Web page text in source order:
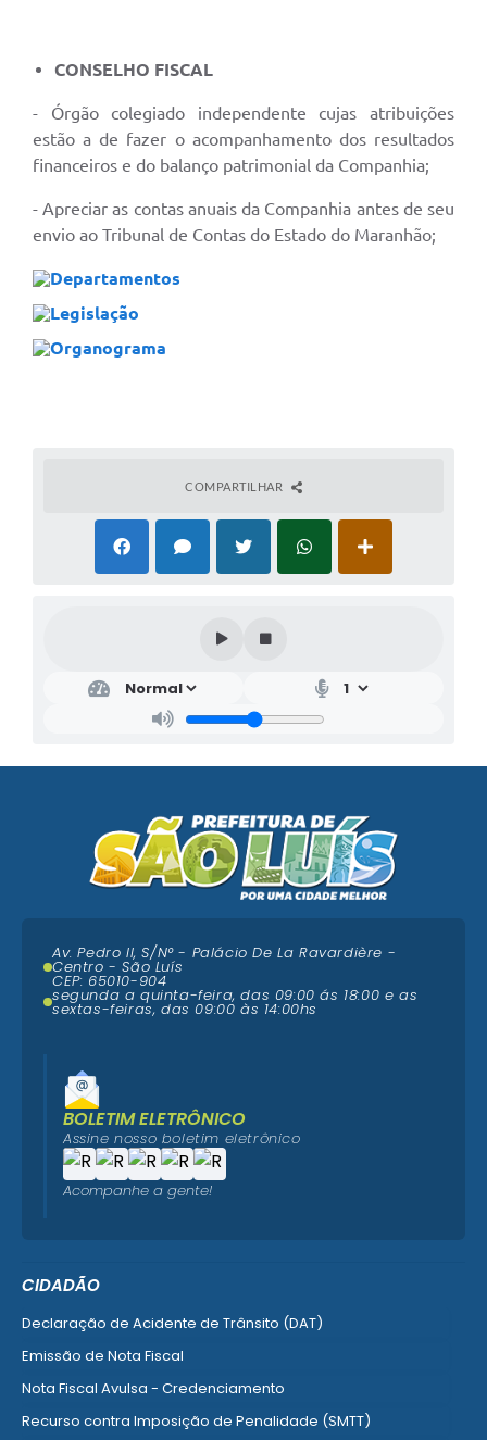
CONSELHO FISCAL
- Órgão colegiado independente cujas atribuições
estão a de fazer o acompanhamento dos resultados
financeiros e do balanço patrimonial da Companhia;
- Apreciar as contas anuais da Companhia antes de seu
envio ao Tribunal de Contas do Estado do Maranhão;
Departamentos
Legislação
Organograma
COMPARTILHAR
CIDADÃO
Declaração de Acidente de Trânsito (DAT)
Emissão de Nota Fiscal
Nota Fiscal Avulsa - Credenciamento
Recurso contra Imposição de Penalidade (SMTT)
Av. Pedro II, S/N° - Palácio De La Ravardière -
Centro - São Luís
CEP: 65010-904
segunda a quinta-feira, das 09:00 ás 18:00 e as
sextas-feiras, das 09:00 às 14:00hs
BOLETIM ELETRÔNICO
Assine nosso boletim eletrônico
Acompanhe a gente!